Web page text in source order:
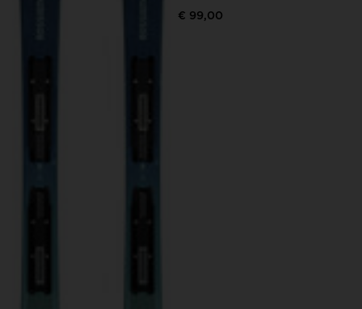
€ 99,00